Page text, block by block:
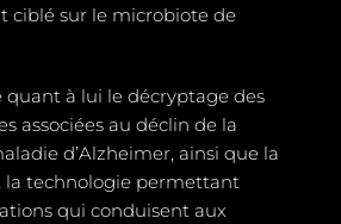
ciblé sur le microbiote de
à lui le décryptage des
associées au déclin de la
d’Alzheimer, ainsi que la
la technologie permettant
qui conduisent aux